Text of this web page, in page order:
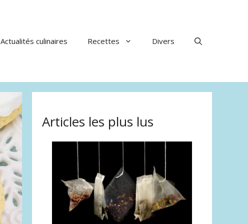
Actualités culinaires Recettes Divers
Articles les plus lus